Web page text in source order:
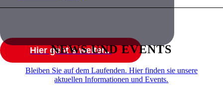
Hier geht´s weiter...
NIPCON
NEWS UND EVENTS
Bleiben Sie auf dem Laufenden. Hier finden sie unsere
aktuellen Informationen und Events.